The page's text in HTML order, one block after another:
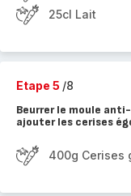
25cl Lait
Etape 5 /8
Beurrer le moule
ajouter les cerises
400g Cerises